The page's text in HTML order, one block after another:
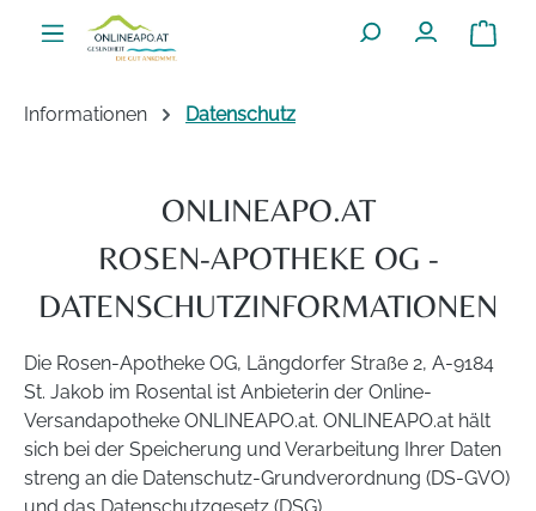
Zum Hauptinhalt springen
Informationen Datenschutz
ONLINEAPO.AT
ROSEN-APOTHEKE OG -
DATENSCHUTZINFORMATIONEN
Die Rosen-Apotheke OG, Längdorfer Straße 2, A-9184
St. Jakob im Rosental ist Anbieterin der Online-
Versandapotheke ONLINEAPO.at. ONLINEAPO.at hält
sich bei der Speicherung und Verarbeitung Ihrer Daten
streng an die Datenschutz-Grundverordnung (DS-GVO)